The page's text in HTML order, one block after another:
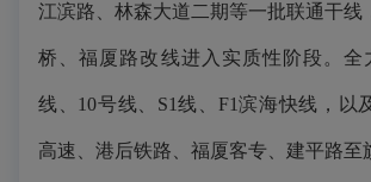
江滨路、林森大道二期等一批联通干线
桥、福厦路改线进入实质性阶段。全
线、10号线、S1线、F1滨海快线，以
高速、港后铁路、福厦客专、建平路至